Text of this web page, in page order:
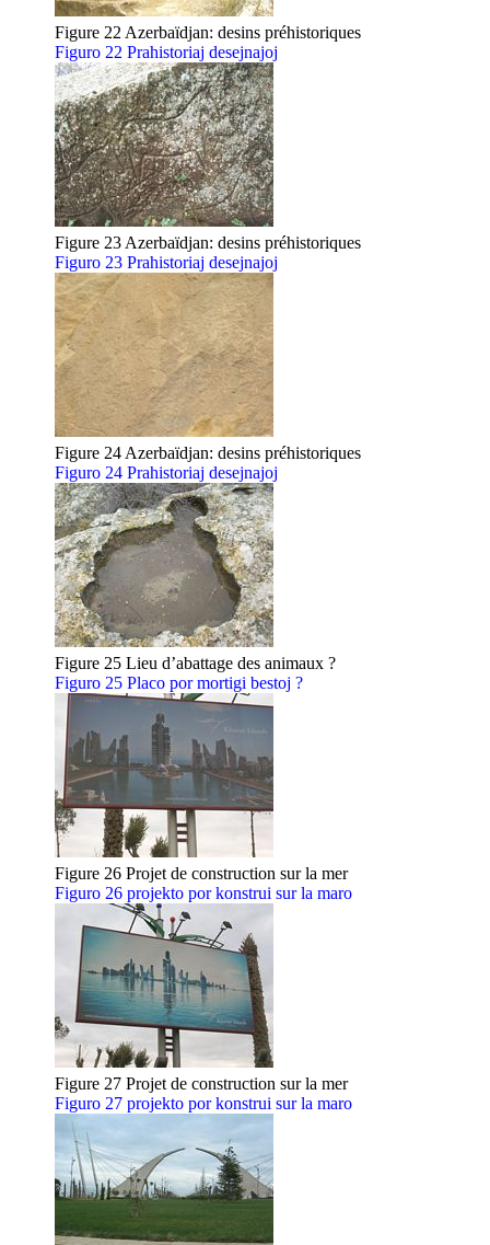
Figure 22 Azerbaïdjan: desins préhistoriques
Figuro 22 Prahistoriaj desejnajoj
Figure 23 Azerbaïdjan: desins préhistoriques
Figuro 23 Prahistoriaj desejnajoj
Figure 24 Azerbaïdjan: desins préhistoriques
Figuro 24 Prahistoriaj desejnajoj
Figure 25 Lieu d’abattage des animaux ?
Figuro 25 Placo por mortigi bestoj ?
Figure 26 Projet de construction sur la mer
Figuro 26 projekto por konstrui sur la maro
Figure 27 Projet de construction sur la mer
Figuro 27 projekto por konstrui sur la maro